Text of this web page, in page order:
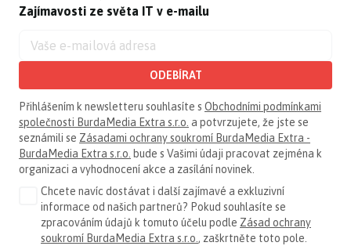
Zajímavosti ze světa IT v e-mailu
ODEBÍRAT
Přihlášením k newsletteru souhlasíte s Obchodními podmínkami
společnosti BurdaMedia Extra s.r.o. a potvrzujete, že jste se
seznámili se Zásadami ochrany soukromí BurdaMedia Extra -
BurdaMedia Extra s.r.o. bude s Vašimi údaji pracovat zejména k
organizaci a vyhodnocení akce a zasílání novinek.
Chcete navíc dostávat i další zajímavé a exkluzivní
informace od našich partnerů? Pokud souhlasíte se
zpracováním údajů k tomuto účelu podle Zásad ochrany
soukromí BurdaMedia Extra s.r.o. , zaškrtněte toto pole.